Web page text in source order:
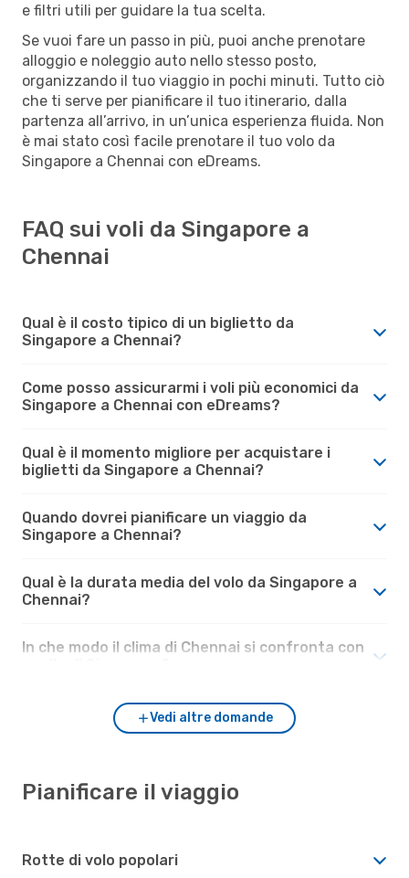
e filtri utili per guidare la tua scelta.
Se vuoi fare un passo in più, puoi anche prenotare
alloggio e noleggio auto nello stesso posto,
organizzando il tuo viaggio in pochi minuti. Tutto ciò
che ti serve per pianificare il tuo itinerario, dalla
partenza all’arrivo, in un’unica esperienza fluida. Non
è mai stato così facile prenotare il tuo volo da
Singapore a Chennai con eDreams.
FAQ sui voli da Singapore a
Chennai
Qual è il costo tipico di un biglietto da
Singapore a Chennai?
Come posso assicurarmi i voli più economici da
Singapore a Chennai con eDreams?
Qual è il momento migliore per acquistare i
biglietti da Singapore a Chennai?
Quando dovrei pianificare un viaggio da
Singapore a Chennai?
Qual è la durata media del volo da Singapore a
Chennai?
In che modo il clima di Chennai si confronta con
Vedi altre domande
Pianificare il viaggio
Rotte di volo popolari